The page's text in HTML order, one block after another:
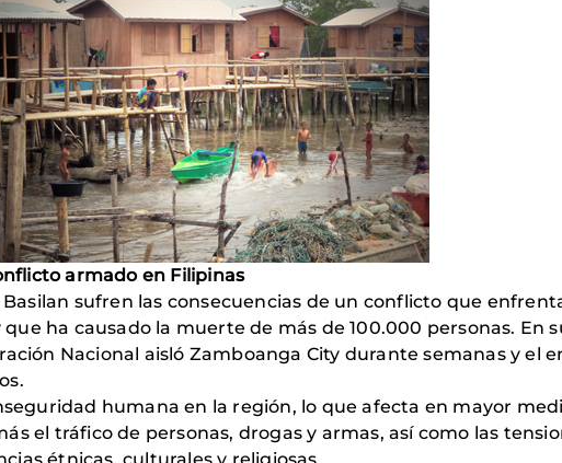
armado en Filipinas
sufren las consecuencias de un conflicto que
ha causado la muerte de más de 100.000 personas. En
Nacional aisló Zamboanga City durante semanas y el
humana en la región, lo que afecta en mayor
el tráfico de personas, drogas y armas, así como las